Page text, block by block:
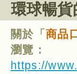
環球暢
關於「 商品
瀏覽：
https://